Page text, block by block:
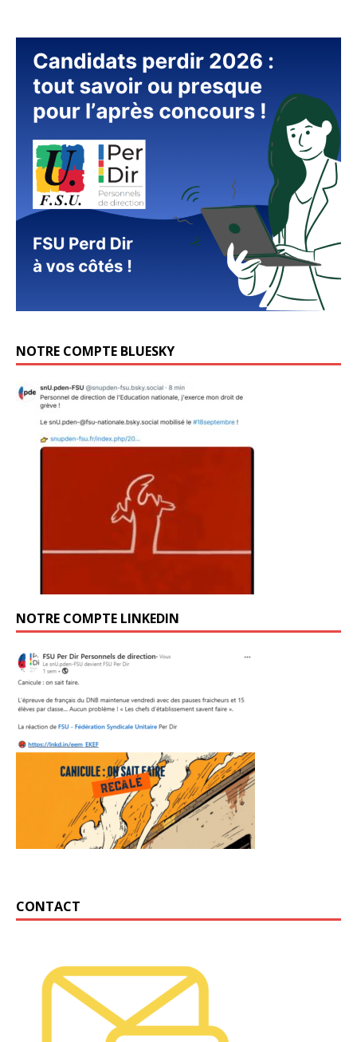
NOTRE COMPTE BLUESKY
NOTRE COMPTE LINKEDIN
CONTACT